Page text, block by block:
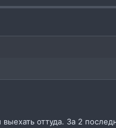
оттуда. За 2